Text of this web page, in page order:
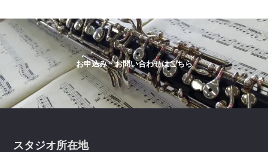
お申込み・お問い合わせはこちら
スタジオ所在地